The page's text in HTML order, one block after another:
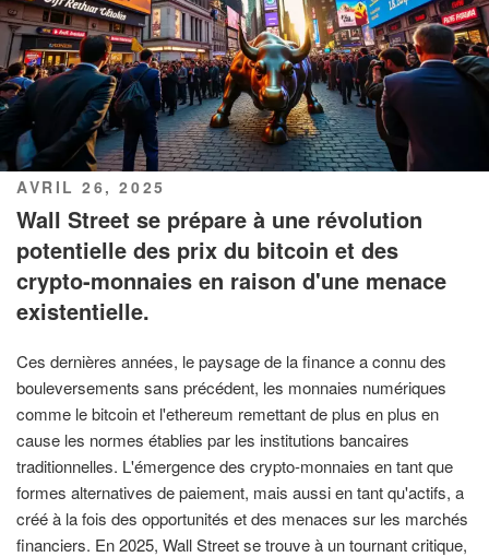
PUBLIÉ
LE
AVRIL 26, 2025
Wall Street se prépare à une révolution
potentielle des prix du bitcoin et des
crypto-monnaies en raison d'une menace
existentielle.
Ces dernières années, le paysage de la finance a connu des
bouleversements sans précédent, les monnaies numériques
comme le bitcoin et l'ethereum remettant de plus en plus en
cause les normes établies par les institutions bancaires
traditionnelles. L'émergence des crypto-monnaies en tant que
formes alternatives de paiement, mais aussi en tant qu'actifs, a
créé à la fois des opportunités et des menaces sur les marchés
financiers. En 2025, Wall Street se trouve à un tournant critique,